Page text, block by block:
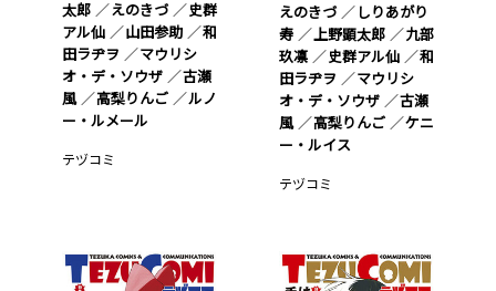
太郎
えのきづ
史群
アル仙
山田参助
和
田ラヂヲ
マウリシ
オ・デ・ソウザ
古瀬
風
高梨りんご
ルノ
ー・ルメール
テヅコミ
えのきづ
しりあがり
寿
上野顕太郎
九部
玖凛
史群アル仙
和
田ラヂヲ
マウリシ
オ・デ・ソウザ
古瀬
風
高梨りんご
ケニ
ー・ルイス
テヅコミ